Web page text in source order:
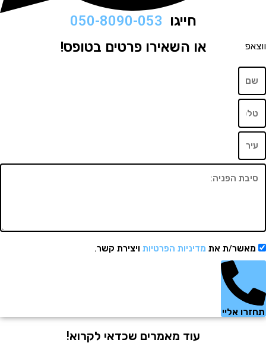
חייגו050-8090-053
או השאירו פרטים בטופס!
ת אתמדיניות הפרטיותויצירת קשר.
אליי
עוד מאמרים שכדאי לקרוא!